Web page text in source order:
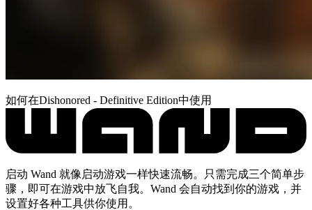
如何在Dishonored - Definitive Edition中使用
启动 Wand 就像启动游戏一样快速流畅。只需完成三个简单步
骤，即可在游戏中放飞自我。Wand 会自动找到你的游戏，并
设置好各种工具供你使用。